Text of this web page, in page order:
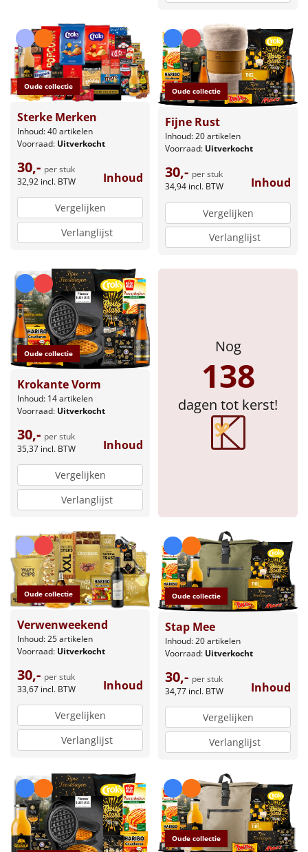
Borrelplank
Warmtekussen
NIEUW
Slowcooker POPULAIR
Noodradio NIEUW
Deken (fleece plaid)
Alle artikelen
Overige
Ideeën
Personeel
Doe het zelf
Sinterklaaspakketten
Particulier
Kerstgeschenken 2026
Relatiegeschenken
Cadeaubon
Per stuk
Alle overige
Oude collectie
Sterke Merken
Inhoud: 40 artikelen
Voorraad: Uitverkocht
30,- per stuk
32,92 incl. BTW Inhoud
Vergelijken
Verlanglijst
Oude collectie
Fijne Rust
Inhoud: 20 artikelen
Voorraad: Uitverkocht
30,- per stuk
34,94 incl. BTW Inhoud
Vergelijken
Verlanglijst
Oude collectie
Krokante Vorm
Inhoud: 14 artikelen
Voorraad: Uitverkocht
30,- per stuk
35,37 incl. BTW Inhoud
Vergelijken
Verlanglijst
Nog
138
dagen tot kerst!
Oude collectie
Verwenweekend
Inhoud: 25 artikelen
Voorraad: Uitverkocht
30,- per stuk
33,67 incl. BTW Inhoud
Vergelijken
Verlanglijst
Oude collectie
Stap Mee
Inhoud: 20 artikelen
Voorraad: Uitverkocht
30,- per stuk
34,77 incl. BTW Inhoud
Vergelijken
Verlanglijst
Oude collectie